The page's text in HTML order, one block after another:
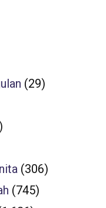
(29)
(306)
(745)